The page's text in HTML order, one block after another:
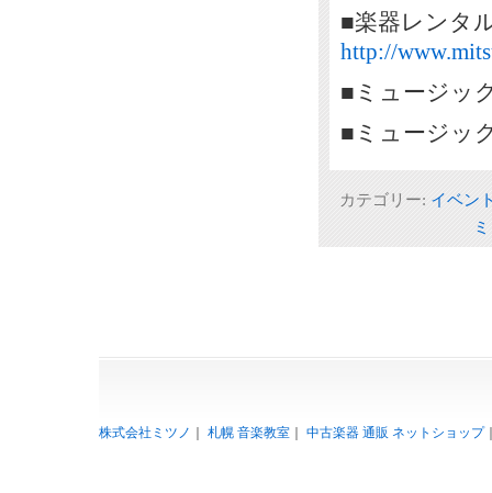
■楽器レンタ
http://
■ミュージッ
■ミュージッ
カテゴリー: イベン
株式会社ミツノ 札幌 音楽教室 中古楽器 通販 ネットショップ